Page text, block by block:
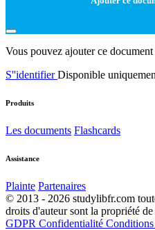
Vous pouvez ajouter ce
S''identifierDisponible
Produits
Les documents Flashcards
Assistance
Plainte Partenaires
© 2013 - 2026 studylibfr.com
droits d'auteur sont la propriété
GDPR Confidentialité